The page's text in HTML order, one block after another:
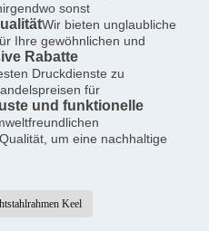
sonst
Wir bieten unglaubliche
Ihre gewöhnlichen und
Rabatte
Druckdienste zu
für
und funktionelle
um eine nachhaltige
Keel